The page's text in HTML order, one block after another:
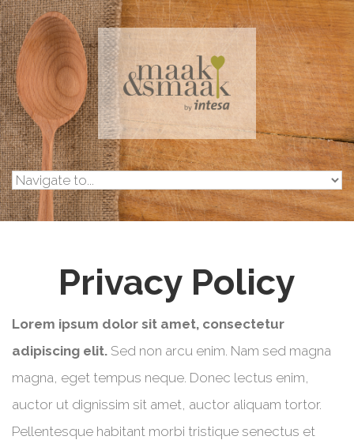
Skip to navigation
Overslaan en naar de inhoud gaan
Privacy Policy
Lorem ipsum dolor sit amet, consectetur
adipiscing elit. Sed non arcu enim. Nam sed magna
magna, eget tempus neque. Donec lectus enim,
auctor ut dignissim sit amet, auctor aliquam tortor.
Pellentesque habitant morbi tristique senectus et